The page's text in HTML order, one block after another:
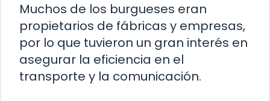
Muchos de los burgueses eran
propietarios de fábricas y empresas,
por lo que tuvieron un gran interés en
asegurar la eficiencia en el
transporte y la comunicación.